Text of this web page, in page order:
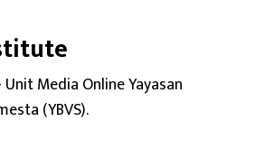
Media Online Yayasan
(YBVS).